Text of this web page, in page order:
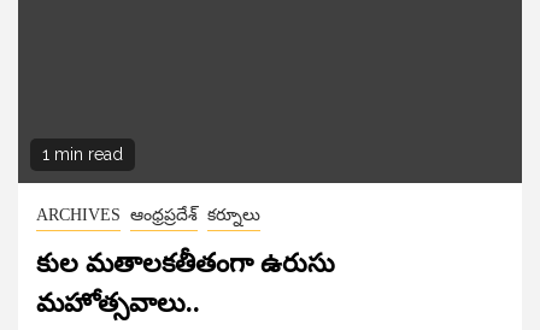
1 min read
ARCHIVES ఆంధ్రప్రదేశ్ కర్నూలు
కుల మతాలకతీతంగా ఉరుసు
మహోత్సవాలు..